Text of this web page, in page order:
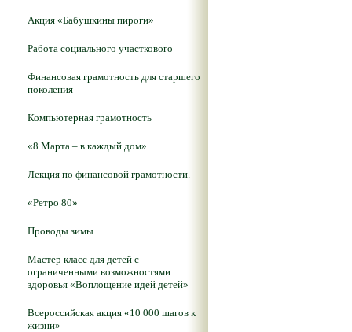
Акция «Бабушкины пироги»
Работа социального участкового
Финансовая грамотность для старшего
поколения
Компьютерная грамотность
«8 Марта – в каждый дом»
Лекция по финансовой грамотности.
«Ретро 80»
Проводы зимы
Мастер класс для детей с
ограниченными возможностями
здоровья «Воплощение идей детей»
Всероссийская акция «10 000 шагов к
жизни»